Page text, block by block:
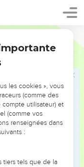
ne passera pas
pulvérisera tous ces
même subsistera
vue se détacher de
et l'or. Le grand
par la suite. Le
de confiance. »
visage contre terre et
offre des
: « C’est certain,
les cookies », vous
(comme des
utilisateur) et
(comme vos
renseignées dans
:
tiers tels que de la